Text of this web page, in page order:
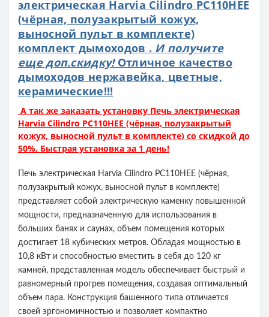
электрическая Harvia Cilindro PC110HEE
(чёрная, полузакрытый кожух,
выносной пульт в комплекте)
комплект дымоходов . И получите
еще доп.скидку!Отличное качество
дымоходов нержавейка, цветные,
керамические!!!
А так же заказать установку Печь электрическая
Harvia Cilindro PC110HEE (чёрная, полузакрытый
кожух, выносной пульт в комплекте) со скидкой до
50%. Быстрая установка за 1 день!
Печь электрическая Harvia Cilindro PC110HEE (чёрная,
полузакрытый кожух, выносной пульт в комплекте)
представляет собой электрическую каменку повышенной
мощности, предназначенную для использования в
больших банях и саунах, объем помещения которых
достигает 18 кубических метров. Обладая мощностью в
10,8 кВт и способностью вместить в себя до 120 кг
камней, представленная модель обеспечивает быстрый и
равномерный прогрев помещения, создавая оптимальный
объем пара. Конструкция башенного типа отличается
своей эргономичностью и позволяет компактно